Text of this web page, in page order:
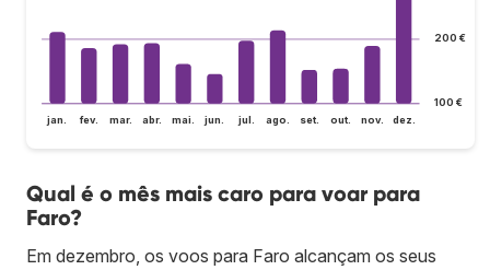
100 €
200 €
jan. fev. mar. abr. mai. jun. jul. ago. set. out. nov. dez.
Qual é o mês mais caro para voar para
Faro?
Em dezembro, os voos para Faro alcançam os seus